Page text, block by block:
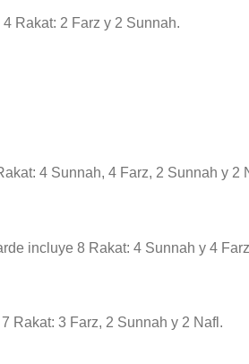
Rakat: 2 Farz y 2 Sunnah.
4 Sunnah, 4 Farz, 2 Sunnah y 2
incluye 8 Rakat: 4 Sunnah y 4
Rakat: 3 Farz, 2 Sunnah y 2 Nafl.